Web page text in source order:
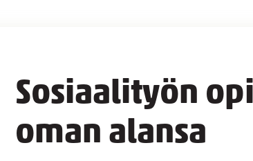
Sosiaalityön
oman alansa